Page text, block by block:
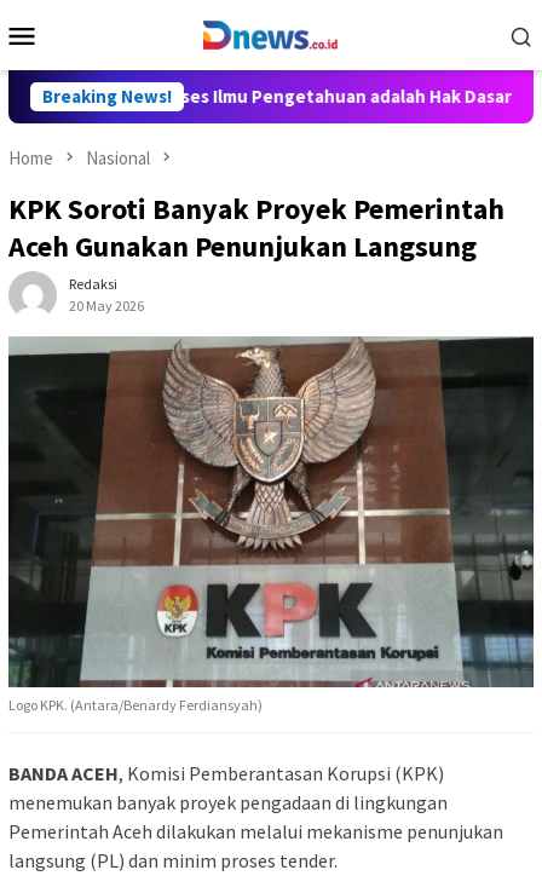
to
Menu
Breaking News!
Aditya: Akses Ilmu Pengetahuan adalah Hak Dasar Warga Negara
Home Nasional
KPK Soroti Banyak Proyek Pemerintah
Aceh Gunakan Penunjukan Langsung
Redaksi
20 May 2026
Logo KPK. (Antara/Benardy Ferdiansyah)
BANDA ACEH, Komisi Pemberantasan Korupsi (KPK)
menemukan banyak proyek pengadaan di lingkungan
Pemerintah Aceh dilakukan melalui mekanisme penunjukan
langsung (PL) dan minim proses tender.